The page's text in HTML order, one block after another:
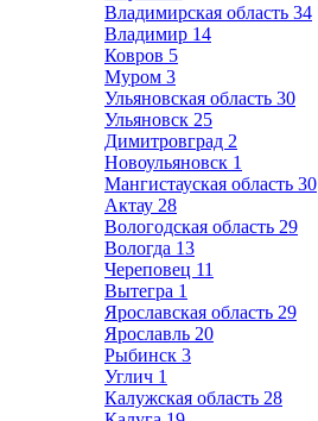
Владимирская область 34
Владимир 14
Ковров 5
Муром 3
Ульяновская область 30
Ульяновск 25
Димитровград 2
Новоульяновск 1
Мангистауская область 30
Актау 28
Вологодская область 29
Вологда 13
Череповец 11
Вытегра 1
Ярославская область 29
Ярославль 20
Рыбинск 3
Углич 1
Калужская область 28